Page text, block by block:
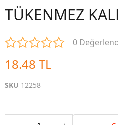
TÜKENMEZ
0
18.48 TL
SKU 12258